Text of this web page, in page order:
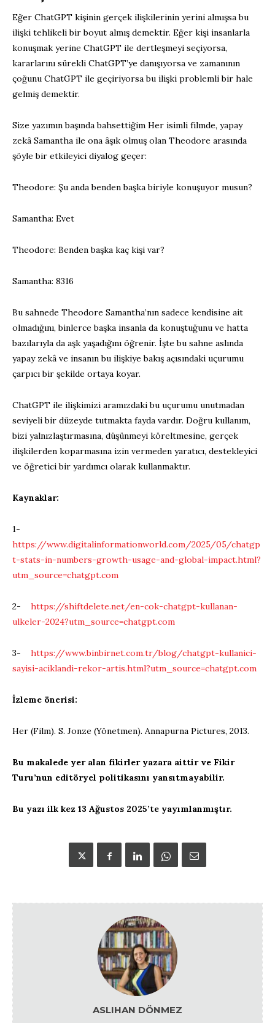
Eğer ChatGPT kişinin gerçek ilişkilerinin yerini almışsa bu
ilişki tehlikeli bir boyut almış demektir. Eğer kişi insanlarla
konuşmak yerine ChatGPT ile dertleşmeyi seçiyorsa,
kararlarını sürekli ChatGPT’ye danışıyorsa ve zamanının
çoğunu ChatGPT ile geçiriyorsa bu ilişki problemli bir hale
gelmiş demektir.
Size yazımın başında bahsettiğim Her isimli filmde, yapay
zekâ Samantha ile ona âşık olmuş olan Theodore arasında
şöyle bir etkileyici diyalog geçer:
Theodore: Şu anda benden başka biriyle konuşuyor musun?
Samantha: Evet
Theodore: Benden başka kaç kişi var?
Samantha: 8316
Bu sahnede Theodore Samantha’nın sadece kendisine ait
olmadığını, binlerce başka insanla da konuştuğunu ve hatta
bazılarıyla da aşk yaşadığını öğrenir. İşte bu sahne aslında
yapay zekâ ve insanın bu ilişkiye bakış açısındaki uçurumu
çarpıcı bir şekilde ortaya koyar.
ChatGPT ile ilişkimizi aramızdaki bu uçurumu unutmadan
seviyeli bir düzeyde tutmakta fayda vardır. Doğru kullanım,
bizi yalnızlaştırmasına, düşünmeyi köreltmesine, gerçek
ilişkilerden koparmasına izin vermeden yaratıcı, destekleyici
ve öğretici bir yardımcı olarak kullanmaktır.
Kaynaklar:
1-
https://www.digitalinformationworld.com/2025/05/chatgp
t-stats-in-numbers-growth-usage-and-global-impact.html?
utm_source=chatgpt.com
2- https://shiftdelete.net/en-cok-chatgpt-kullanan-
ulkeler-2024?utm_source=chatgpt.com
3- https://www.binbirnet.com.tr/blog/chatgpt-kullanici-
sayisi-aciklandi-rekor-artis.html?utm_source=chatgpt.com
İzleme önerisi:
Her (Film). S. Jonze (Yönetmen). Annapurna Pictures, 2013.
Bu makalede yer alan fikirler yazara aittir ve Fikir
Turu’nun editöryel politikasını yansıtmayabilir.
Bu yazı ilk kez 13 Ağustos 2025’te yayımlanmıştır.
ASLIHAN DÖNMEZ